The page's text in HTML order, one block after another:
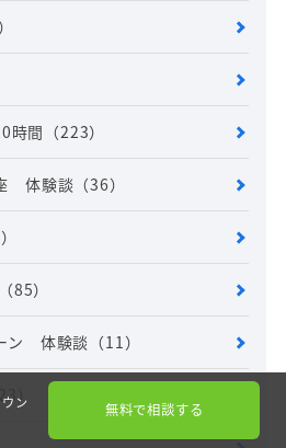
時間 （223）
体験談 （36）
（85）
ン 体験談 （11）
）
ン
無料で相談する